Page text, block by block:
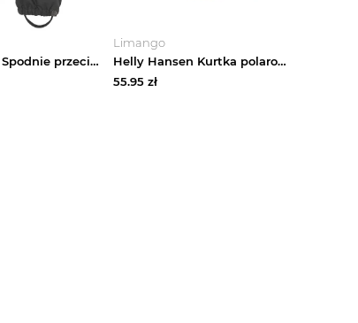
Helly Hansen Spodnie przeciwdeszczowe "Shelter" w kolorze czarnym rozmiar: 128
Limango
Helly Hansen Kurtka polarowa "Daybreaker 2.0" w kolorze różowym rozmiar: 104
55.95 zł